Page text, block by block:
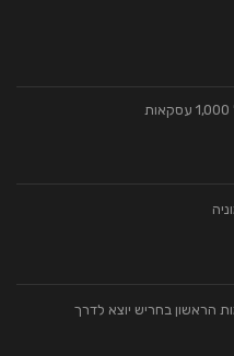
הראשון בחריש יוצא לדרך